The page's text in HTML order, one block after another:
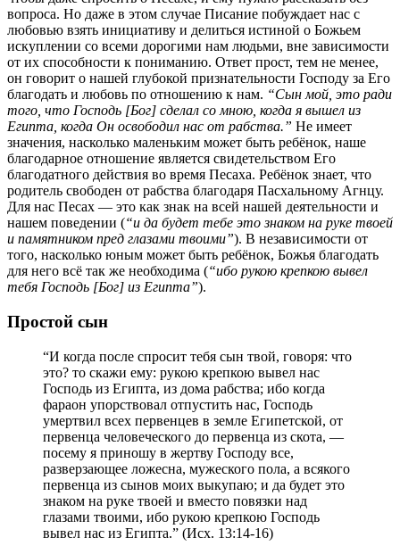
вопроса. Но даже в этом случае Писание побуждает нас с
любовью взять инициативу и делиться истиной о Божьем
искуплении со всеми дорогими нам людьми, вне зависимости
от их способности к пониманию. Ответ прост, тем не менее,
он говорит о нашей глубокой признательности Господу за Его
благодать и любовь по отношению к нам. “Сын мой, это ради
того, что Господь [Бог] сделал со мною, когда я вышел из
Египта, когда Он освободил нас от рабства.” Не имеет
значения, насколько маленьким может быть ребёнок, наше
благодарное отношение является свидетельством Его
благодатного действия во время Песаха. Ребёнок знает, что
родитель свободен от рабства благодаря Пасхальному Агнцу.
Для нас Песах — это как знак на всей нашей деятельности и
нашем поведении (“и да будет тебе это знаком на руке твоей
и памятником пред глазами твоими”). В независимости от
того, насколько юным может быть ребёнок, Божья благодать
для него всё так же необходима (“ибо рукою крепкою вывел
тебя Господь [Бог] из Египта”).
Простой сын
“И когда после спросит тебя сын твой, говоря: что
это? то скажи ему: рукою крепкою вывел нас
Господь из Египта, из дома рабства; ибо когда
фараон упорствовал отпустить нас, Господь
умертвил всех первенцев в земле Египетской, от
первенца человеческого до первенца из скота, —
посему я приношу в жертву Господу все,
разверзающее ложесна, мужеского пола, а всякого
первенца из сынов моих выкупаю; и да будет это
знаком на руке твоей и вместо повязки над
глазами твоими, ибо рукою крепкою Господь
вывел нас из Египта.” (Исх. 13:14-16)